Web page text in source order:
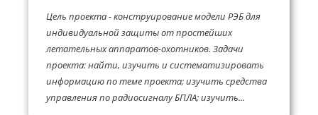
Цель проекта - конструирование модели РЭБ для
индивидуальной защиты от простейших
летательных аппаратов-охотников. Задачи
проекта: найти, изучить и систематизировать
информацию по теме проекта; изучить средства
управления по радиосигналу БПЛА; изучить...